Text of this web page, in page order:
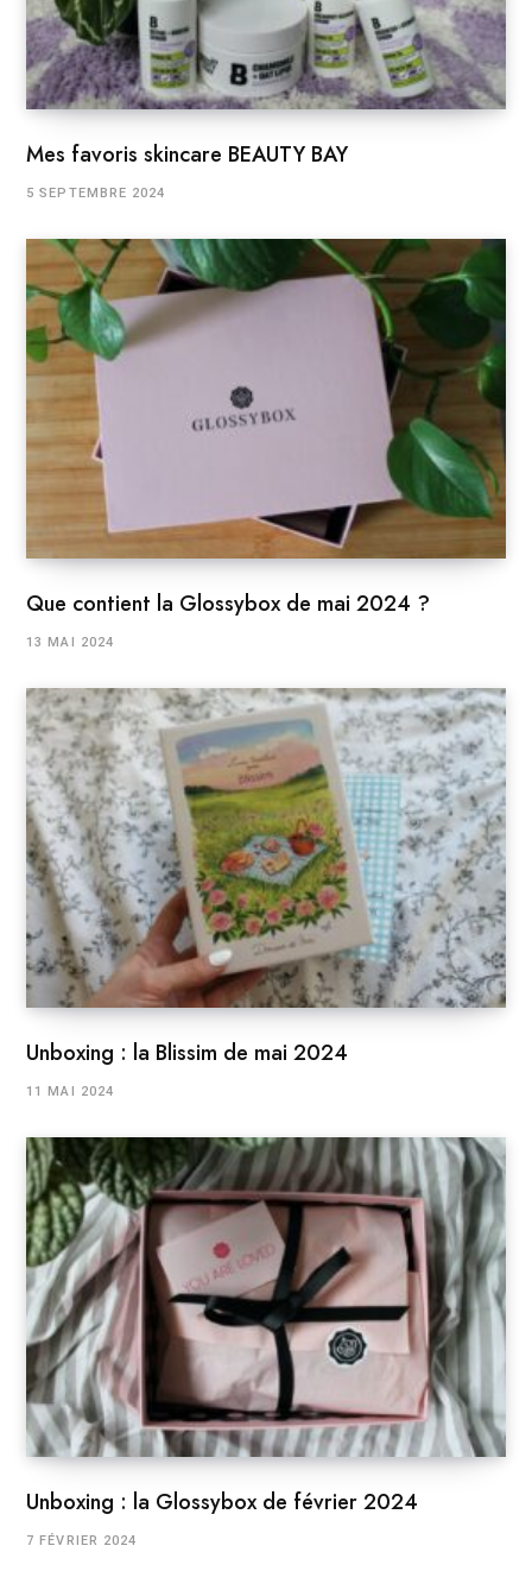
Mes favoris skincare BEAUTY BAY
5 SEPTEMBRE 2024
Que contient la Glossybox de mai 2024 ?
13 MAI 2024
Unboxing : la Blissim de mai 2024
11 MAI 2024
Unboxing : la Glossybox de février 2024
7 FÉVRIER 2024